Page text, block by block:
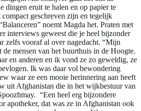
dingen eruit te halen en op papier te
geschreven zijn en tegelijk
noemt Magda het. Praten met
interviews geweest die je heel bijzonder
zelfs vooraf al over nagedacht. “Mijn
de mensen van het buurthuis in de Hoogte.
en anderen en ik vond ze zo geweldig, ze
Ik was daar vol bewondering
waar ze een mooie herinnering aan heeft
uit Afghanistan die in het wijkbestuur van
“Een heel erg bijzondere
apotheker, dat was ze in Afghanistan ook